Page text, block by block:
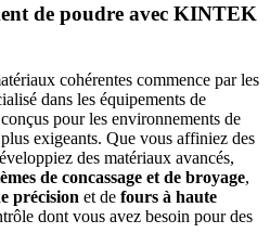
de poudre avec KINTEK
cohérentes commence par les
dans les équipements de
pour les environnements de
exigeants. Que vous affiniez des
des matériaux avancés,
de concassage et de broyage,
précision et de fours à haute
dont vous avez besoin pour des